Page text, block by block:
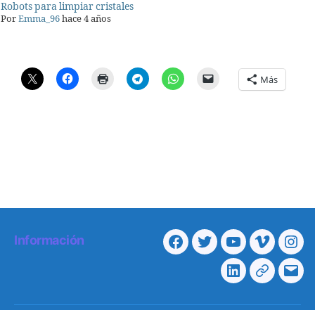
Robots para limpiar cristales
PorEmma_96hace 4 años
Más
Información
Facebook
TwitterYoutubeVimeo
LinkedinTelegram